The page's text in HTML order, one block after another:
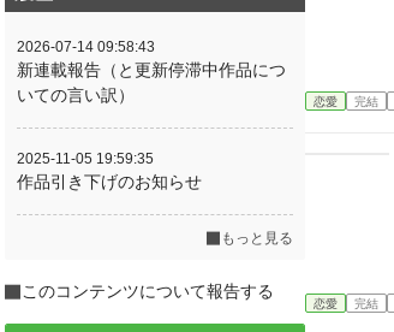
恋愛 完結
恋愛 完結
2026-07-14 09:58:43
新連載報告（と更新停滞中作品につ
いての言い訳）
2025-11-05 19:59:35
作品引き下げのお知らせ
もっと見る
このコンテンツについて報告する